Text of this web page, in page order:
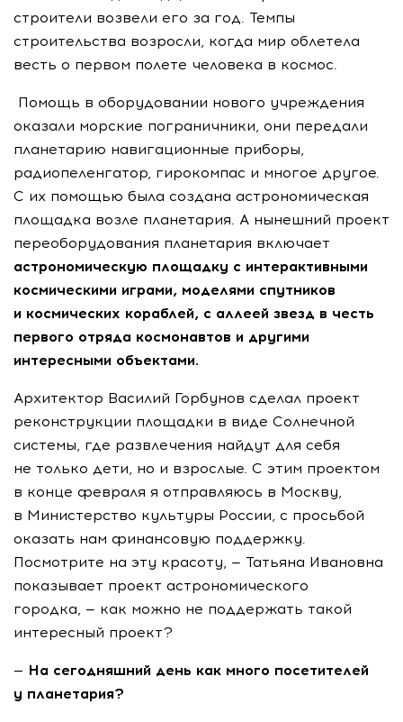
строители возвели его за год. Темпы
строительства возросли, когда мир облетела
весть о первом полете человека в космос.
Помощь в оборудовании нового учреждения
оказали морские пограничники, они передали
планетарию навигационные приборы,
радиопеленгатор, гирокомпас и многое другое.
С их помощью была создана астрономическая
площадка возле планетария. А нынешний проект
переоборудования планетария включает
астрономическую площадку с интерактивными
космическими играми, моделями спутников
и космических кораблей, с аллеей звезд в честь
первого отряда космонавтов и другими
интересными объектами.
Архитектор Василий Горбунов сделал проект
реконструкции площадки в виде Солнечной
системы, где развлечения найдут для себя
не только дети, но и взрослые. С этим проектом
в конце февраля я отправляюсь в Москву,
в Министерство культуры России, с просьбой
оказать нам финансовую поддержку.
Посмотрите на эту красоту, — Татьяна Ивановна
показывает проект астрономического
городка, — как можно не поддержать такой
интересный проект?
— На сегодняшний день как много посетителей
у планетария?